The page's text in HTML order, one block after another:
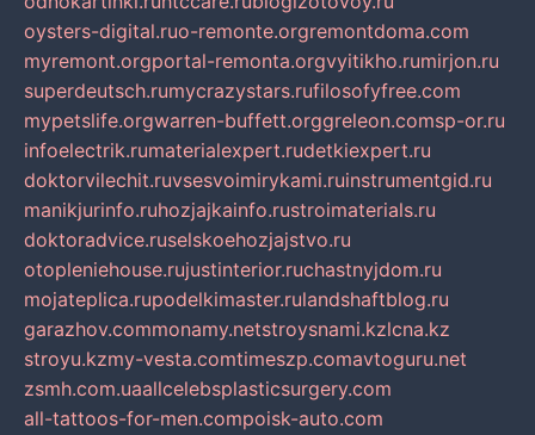
oysters-digital.ruo-remonte.orgremontdoma.com
myremont.orgportal-remonta.orgvyitikho.rumirjon.ru
superdeutsch.rumycrazystars.rufilosofyfree.com
mypetslife.orgwarren-buffett.orggreleon.comsp-or.ru
infoelectrik.rumaterialexpert.rudetkiexpert.ru
doktorvilechit.ruvsesvoimirykami.ruinstrumentgid.ru
manikjurinfo.ruhozjajkainfo.rustroimaterials.ru
doktoradvice.ruselskoehozjajstvo.ru
otopleniehouse.rujustinterior.ruchastnyjdom.ru
mojateplica.rupodelkimaster.rulandshaftblog.ru
garazhov.commonamy.netstroysnami.kzlcna.kz
stroyu.kzmy-vesta.comtimeszp.comavtoguru.net
zsmh.com.uaallcelebsplasticsurgery.com
all-tattoos-for-men.compoisk-auto.com